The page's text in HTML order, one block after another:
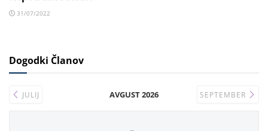
31/07/2022
Dogodki Članov
JULIJ AVGUST 2026 SEPTEMBER